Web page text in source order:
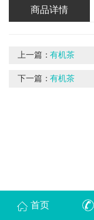
商品详情
上一篇：有机茶
下一篇：有机茶
首页